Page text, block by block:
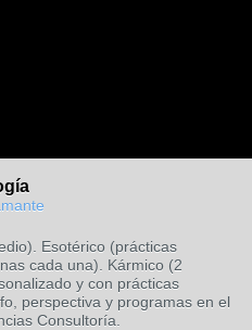
Esotérico (prácticas
cada una). Kármico (2
y con prácticas
perspectiva y programas en el
Consultoría.